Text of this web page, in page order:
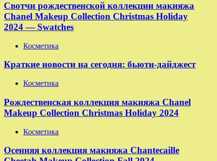
Свотчи рождественской коллекции макияжа
Chanel Makeup Collection Christmas Holiday
2024 — Swatches
Косметика
Краткие новости на сегодня: бьюти-дайджест
Косметика
Рождественская коллекция макияжа Chanel
Makeup Collection Christmas Holiday 2024
Косметика
Осенняя коллекция макияжа Chantecaille